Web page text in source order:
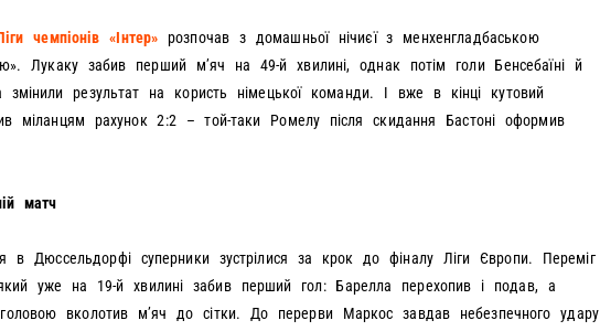
чемпіонів «Інтер» розпочав з домашньої нічиєї з менхенгладбаською
Лукаку забив перший м’яч на 49-й хвилині, однак потім голи Бенсебаїні й
змінили результат на користь німецької команди. І вже в кінці кутовий
міланцям рахунок 2:2 – той-таки Ромелу після скидання Бастоні оформив
матч
в Дюссельдорфі суперники зустрілися за крок до фіналу Ліги Європи. Переміг
який уже на 19-й хвилині забив перший гол: Барелла перехопив і подав, а
вколотив м’яч до сітки. До перерви Маркос завдав небезпечного удару